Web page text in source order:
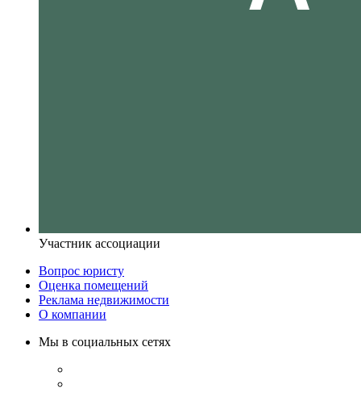
Участник ассоциации
Вопрос юристу
Оценка помещений
Реклама недвижимости
О компании
Мы в социальных сетях